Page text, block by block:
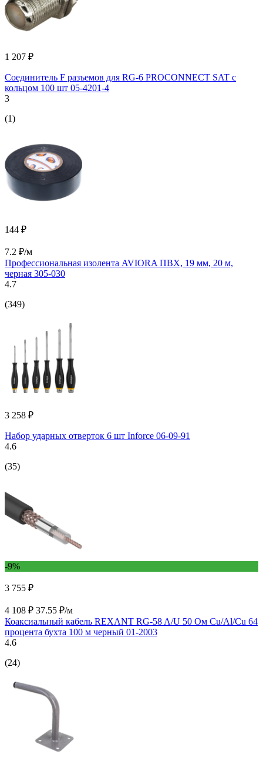
1 207 ₽
Соединитель F разъемов для RG-6 PROCONNECT SAT с
кольцом 100 шт 05-4201-4
3
(1)
144 ₽
7.2 ₽/м
Профессиональная изолента AVIORA ПВХ, 19 мм, 20 м,
черная 305-030
4.7
(349)
3 258 ₽
Набор ударных отверток 6 шт Inforce 06-09-91
4.6
(35)
-9%
3 755 ₽
4 108 ₽ 37.55 ₽/м
Коаксиальный кабель REXANT RG-58 A/U 50 Ом Cu/Al/Cu 64
процента бухта 100 м черный 01-2003
4.6
(24)